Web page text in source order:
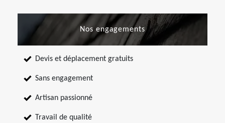
Nos engagements
Devis et déplacement gratuits
Sans engagement
Artisan passionné
Travail de qualité